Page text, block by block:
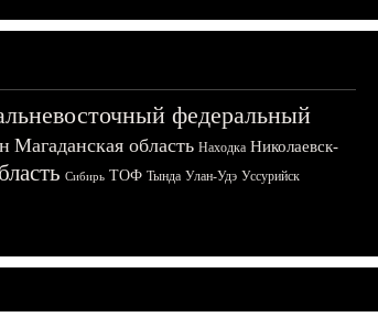
федеральный
Магаданская область Находка Николаевск-
Сибирь ТОФ Тында Улан-Удэ Уссурийск